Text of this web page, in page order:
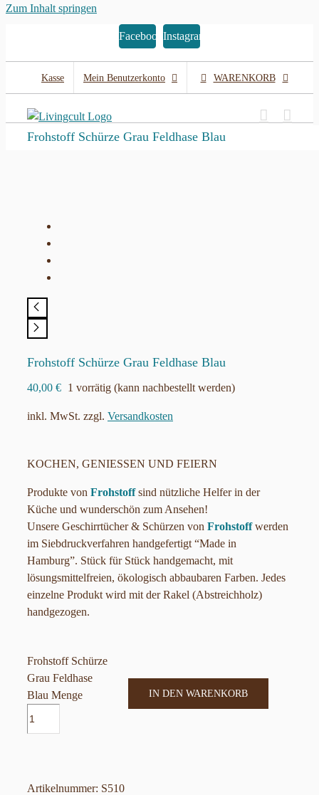
Zum Inhalt springen
Facebook Instagram
Kasse Mein Benutzerkonto WARENKORB
Frohstoff Schürze Grau Feldhase Blau
Frohstoff Schürze Grau Feldhase Blau
40,00 € 1 vorrätig (kann nachbestellt werden)
inkl. MwSt. zzgl. Versandkosten
KOCHEN, GENIESSEN UND FEIERN
Produkte von Frohstoffsind nützliche Helfer in der
Küche und wunderschön zum Ansehen!
Unsere Geschirrtücher & Schürzen von Frohstoffwerden
im Siebdruckverfahren handgefertigt “Made in
Hamburg”. Stück für Stück handgemacht, mit
lösungsmittelfreien, ökologisch abbaubaren Farben. Jedes
einzelne Produkt wird mit der Rakel (Abstreichholz)
handgezogen.
Frohstoff Schürze
Grau Feldhase
Blau Menge
IN DEN WARENKORB
Artikelnummer: S510